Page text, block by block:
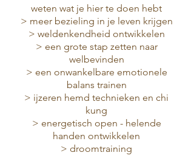
weten wat je hier te doen hebt
> meer bezieling in je leven krijgen
> weldenkendheid ontwikkelen
> een grote stap zetten naar
welbevinden
> een onwankelbare emotionele
balans trainen
> ijzeren hemd technieken en chi
kung
> energetisch open - helende
handen ontwikkelen
> droomtraining